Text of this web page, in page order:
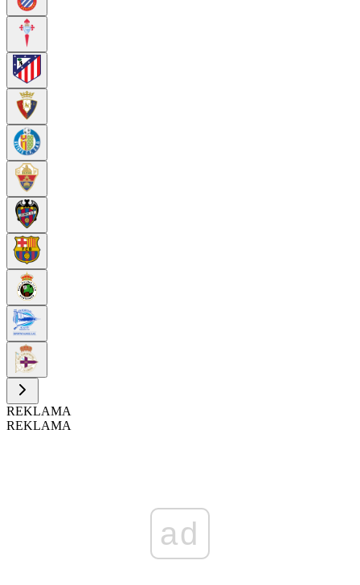
REKLAMA
REKLAMA
ad